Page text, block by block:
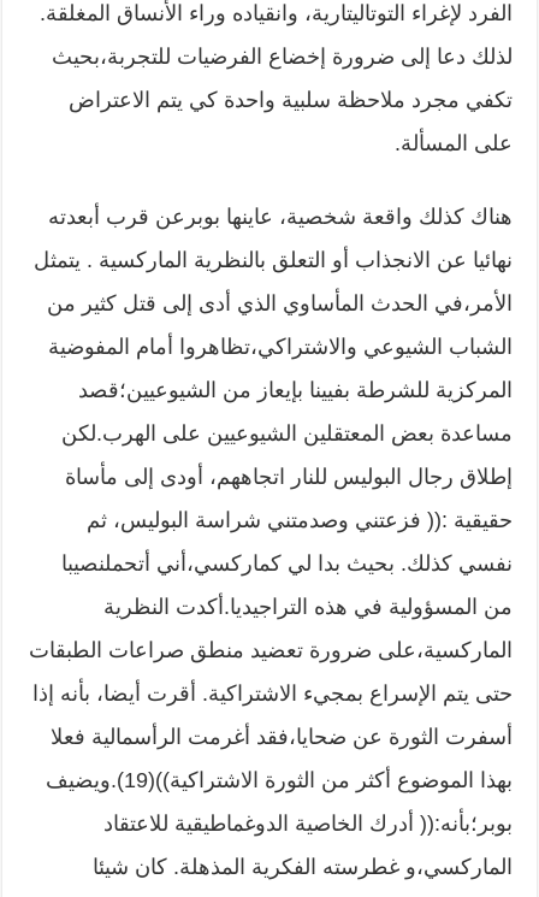
الفرد لإغراء التوتاليتارية، وانقياده وراء الأنساق المغلقة.
لذلك دعا إلى ضرورة إخضاع الفرضيات للتجربة،بحيث
تكفي مجرد ملاحظة سلبية واحدة كي يتم الاعتراض
على المسألة.
هناك كذلك واقعة شخصية، عاينها بوبرعن قرب أبعدته
نهائيا عن الانجذاب أو التعلق بالنظرية الماركسية . يتمثل
الأمر،في الحدث المأساوي الذي أدى إلى قتل كثير من
الشباب الشيوعي والاشتراكي،تظاهروا أمام المفوضية
المركزية للشرطة بفيينا بإيعاز من الشيوعيين؛قصد
مساعدة بعض المعتقلين الشيوعيين على الهرب.لكن
إطلاق رجال البوليس للنار اتجاههم، أودى إلى مأساة
حقيقية :(( فزعتني وصدمتني شراسة البوليس، ثم
نفسي كذلك. بحيث بدا لي كماركسي،أني أتحملنصيبا
من المسؤولية في هذه التراجيديا.أكدت النظرية
الماركسية،على ضرورة تعضيد منطق صراعات الطبقات
حتى يتم الإسراع بمجيء الاشتراكية. أقرت أيضا، بأنه إذا
أسفرت الثورة عن ضحايا،فقد أغرمت الرأسمالية فعلا
بهذا الموضوع أكثر من الثورة الاشتراكية))(19).ويضيف
بوبر؛بأنه:(( أدرك الخاصية الدوغماطيقية للاعتقاد
الماركسي،و غطرسته الفكرية المذهلة. كان شيئا